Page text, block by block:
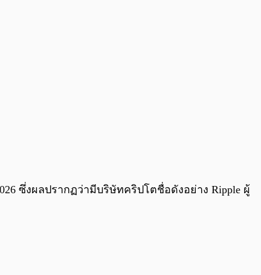
ซึ่งผลปรากฏว่ามีบริษัทคริปโตชื่อดังอย่าง Ripple ผู้